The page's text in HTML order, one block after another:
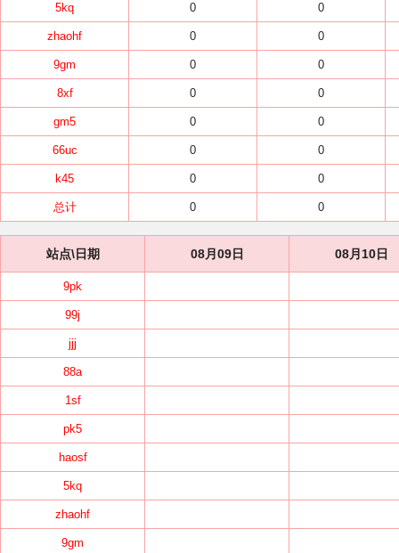
5kq 0 0
zhaohf 0 0
9gm 0 0
8xf 0 0
gm5 0 0
66uc 0 0
k45 0 0
总计 0 0
站点\日期 08月09日 08月10日
9pk
99j
jjj
88a
1sf
pk5
haosf
5kq
zhaohf
9gm